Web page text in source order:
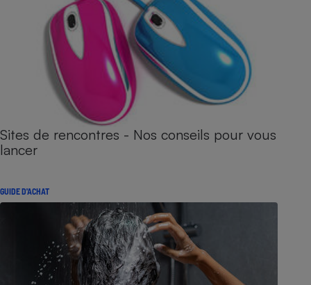
Sites de rencontres - Nos conseils pour vous
lancer
GUIDE D'ACHAT